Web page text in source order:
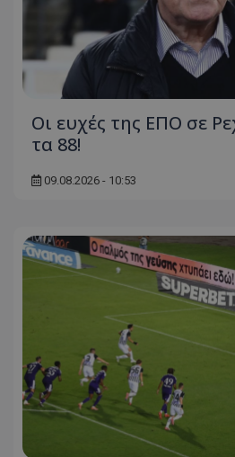
Οι ευχές της ΕΠΟ σε
τα 88!
09.08.2026 - 10:53